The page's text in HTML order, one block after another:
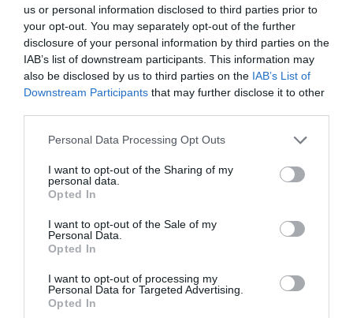
us or personal information disclosed to third parties prior to
your opt-out. You may separately opt-out of the further
disclosure of your personal information by third parties on the
IAB’s list of downstream participants. This information may
also be disclosed by us to third parties on the IAB’s List of
Downstream Participants that may further disclose it to other
Please note that this website/app uses one or more Google
not limited to your visit or usage behaviour. You may click to
grant or deny consent to Google and its third-party tags to
use your data for below specified purposes in below Google
consent section.
Personal Data Processing Opt Outs
I want to opt-out of the Sharing of my
personal data.
Opted In
I want to opt-out of the Sale of my
Personal Data.
Opted In
I want to opt-out of processing my
Personal Data for Targeted Advertising.
Opted In
7 Agosto 2026
corte